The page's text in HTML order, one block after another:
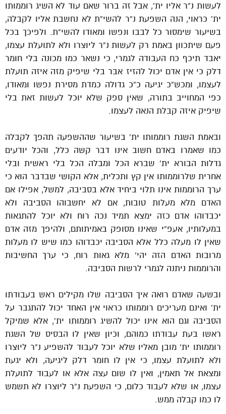
לעשות נ”ר אליו ית’, אבל זה ברור שאם עוד לא השיג רוממותו
ית’ כראוי, הנה השפעת נ”ר להשי”ת לא נחשבת אליו לקבלה,
בשיעור שימסור כל לבבו ונפשו ומאודו להשי”ת. ולפיכך בכל
פעם שיתכוון באמת רק לעשות נ”ר ליוצרו ולא לתועלת עצמו,
יאבד תיכף כח העבודה לגמרי, כי נשאר כמו מכונה בלי חומר
דלק כי אין אדם יכול להזיז אבר בלי שיפיק מזה איזה תועלת
לעצמו, ומכש”כ יגיעה כ”כ גדולה כמדת מסירת נפשו ומאודו,
כפי המחוייב בתורה, שאין ספק שלא יוכל לעשות זאת בלי
שיפיק איזה קבלת הנאה לעצמו.
ובאמת השגת רוממותו ית’ בשיעור שההשפעה תהפך לקבלה
כמו שאמרו באדם חשוב אינו דבר קשה כלל, והכל יודעים
גדלות הבורא ית’ שברא הכל ומבלה הכל בלי ראשית ובלי
אחרית שלרוממותו אין קץ ותכלית, אלא הקושי שבדבר הוא כי
ערך הרוממות אינו תלוי ביחיד אלא בסביבה, למשל, אפילו אם
האדם מלא מעלות טובות, אם לא יחשבוהו הסביבה ולא
יכבדוהו אדם כזה ימצא תמיד נכה רוח ולא יוכל להתגאות
במעלותיו, אעפ”י שאינו מסופק באמיתותם, ולהיפך מזה אדם
שאין לו מעלה כלל אלא הסביבה יכבדוהו כמו שיש לו מעלות
מרובות האדם הזה יהי’ מלא גאות רוח, כי ערך החשיבות
והרוממות ניתנה לגמרי לרשות הסביבה.
ובשעה שאדם רואה איך הסביבה שלו מקילים ראש בעבודתו
ית’ ואינם מעריכים רוממותו כראוי אין האחד יכול להתגבר על
הסביבה וגם הוא אינו יכול להשיג רוממותו ית’, אלא שמיקל
ראשו בעת עבודתו כמוהם, וכיון שאין לו הבסיס של השגת
רוממותו ית’ מובן מאליו שלא יוכל לעבוד להשפיע נ”ר ליוצרו
ולא לתועלת עצמו, כי אין לו חומר דלק ליגיעה, ולא יגעת
ומצאת אל תאמין, ואין לו שום עצה אלא או לעבוד לתועלת
עצמו, או שלא לעבוד כלום, כי השפעת נ”ר ליוצרו לא תשמש
לו כמו קבלה ממש.